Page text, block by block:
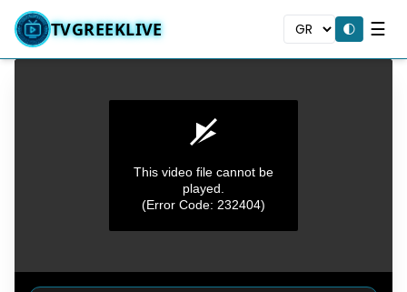
TVGREEKLIVE 🌓 ☰
This video file cannot be
played.
(Error Code: 232404)